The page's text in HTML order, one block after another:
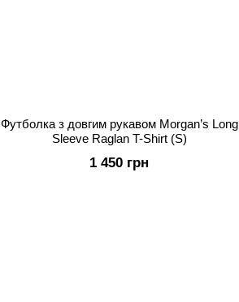
Футболка з довгим рукавом Morgan’s Long
Sleeve Raglan T-Shirt (S)
1 450 грн